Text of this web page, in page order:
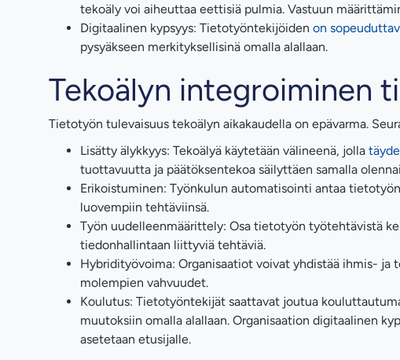
tekoäly voi aiheuttaa eettisiä pulmia. Vastuun
Digitaalinen kypsyys: Tietotyöntekijöiden on
pysyäkseen merkityksellisinä omalla alallaan.
Tekoälyn integroiminen
Tietotyön tulevaisuus tekoälyn aikakaudella on epävarma.
Lisätty älykkyys: Tekoälyä käytetään välineenä, jolla
tuottavuutta ja päätöksentekoa säilyttäen samalla
Erikoistuminen: Työnkulun automatisointi antaa
luovempiin tehtäviinsä.
Työn uudelleenmäärittely: Osa tietotyön työtehtävistä
tiedonhallintaan liittyviä tehtäviä.
Hybridityövoima: Organisaatiot voivat yhdistää ihmis-
molempien vahvuudet.
Koulutus: Tietotyöntekijät saattavat joutua
muutoksiin omalla alallaan. Organisaation digitaalinen
asetetaan etusijalle.